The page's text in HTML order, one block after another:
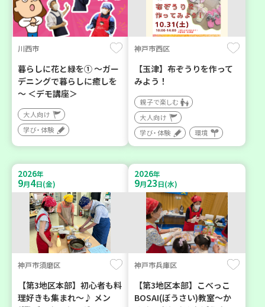
川西市
暮らしに花と緑を① ～ガー
デニングで暮らしに癒しを
～ ＜デモ講座＞
大人向け
学び・体験
神戸市西区
【玉津】布ぞうりを作って
みよう！
親子で楽しむ
大人向け
学び・体験
環境
2026年
9月4日(金)
神戸市須磨区
【第3地区本部】初心者も料
理好きも集まれ～♪ メン
2026年
9月23日(水)
神戸市兵庫区
【第3地区本部】こべっこ
BOSAI(ぼうさい)教室～か